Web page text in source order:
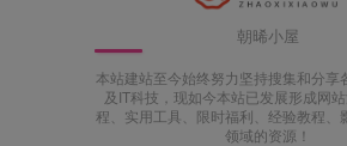
朝晞小屋
本站建站至今始终努力坚持搜集和分享
及IT科技，现如今本站已发展形成网
程、实用工具、限时福利、经验教程、
领域的资源！